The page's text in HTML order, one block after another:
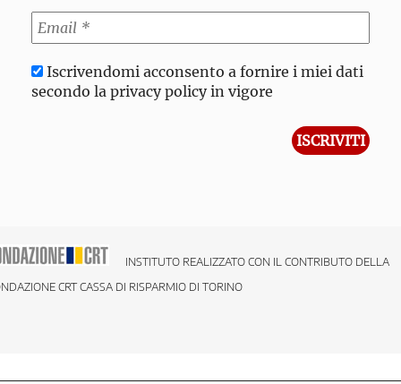
Iscrivendomi acconsento a fornire i miei dati
secondo la privacy policy in vigore
INSTITUTO REALIZZATO CON IL CONTRIBUTO DELLA
CRT CASSA DI RISPARMIO DI TORINO